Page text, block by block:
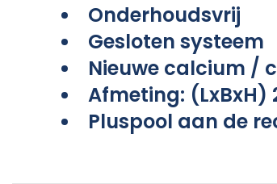
Onderhoudsvrij
Gesloten systeem
Nieuwe calcium /
Afmeting: (LxBxH)
Pluspool aan de